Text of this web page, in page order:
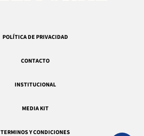
POLÍTICA DE PRIVACIDAD
CONTACTO
INSTITUCIONAL
MEDIA KIT
TERMINOS Y CONDICIONES